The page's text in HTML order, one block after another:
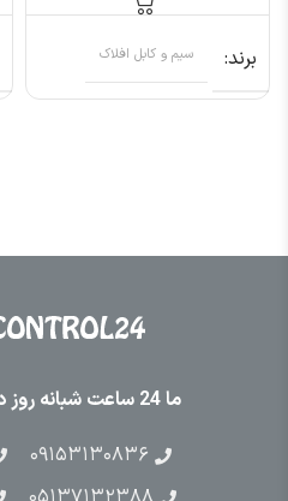
برند سیم و کابل افلاک
ما 24 ساعت شبانه روز در کنار شما هستیم
۰۹۱۵۳۱۳۰۸۳۶